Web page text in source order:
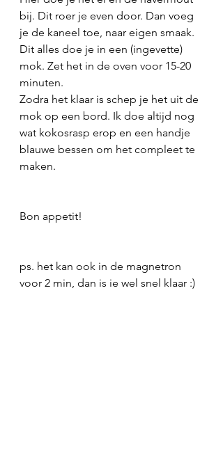
bij. Dit roer je even door. Dan voeg
je de kaneel toe, naar eigen smaak.
Dit alles doe je in een (ingevette)
mok. Zet het in de oven voor 15-20
minuten.
Zodra het klaar is schep je het uit de
mok op een bord. Ik doe altijd nog
wat kokosrasp erop en een handje
blauwe bessen om het compleet te
maken.
Bon appetit!
ps. het kan ook in de magnetron
voor 2 min, dan is ie wel snel klaar :)